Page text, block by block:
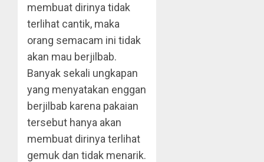
membuat dirinya tidak
terlihat cantik, maka
orang semacam ini tidak
akan mau berjilbab.
Banyak sekali ungkapan
yang menyatakan enggan
berjilbab karena pakaian
tersebut hanya akan
membuat dirinya terlihat
gemuk dan tidak menarik.